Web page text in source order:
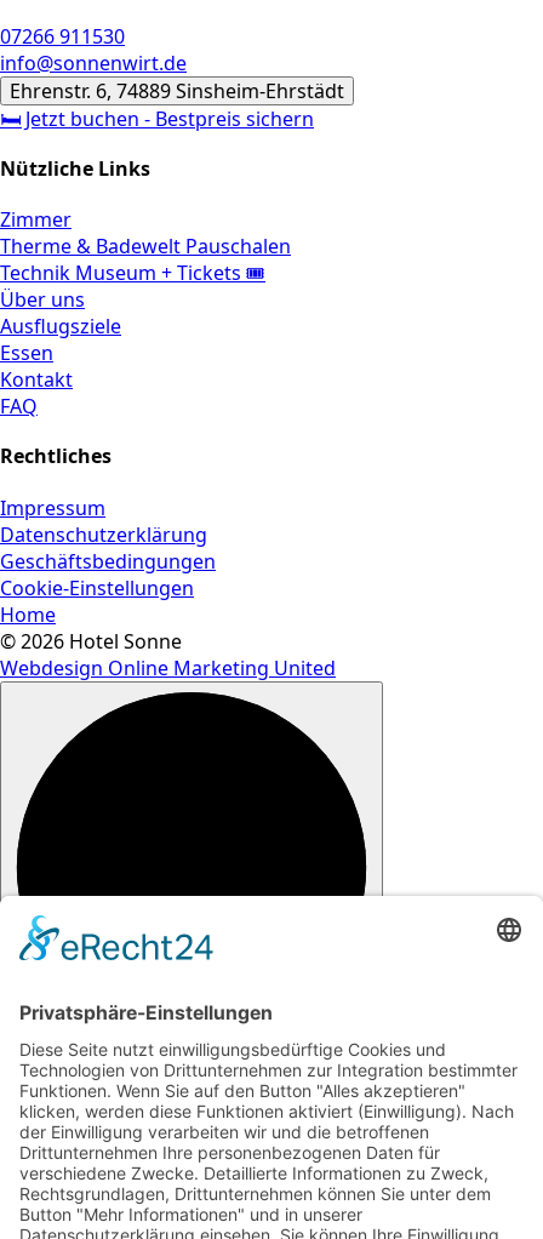
07266 911530
info@sonnenwirt.de
Ehrenstr. 6, 74889 Sinsheim-Ehrstädt
🛏️ Jetzt buchen - Bestpreis sichern
Nützliche Links
Zimmer
Therme & Badewelt Pauschalen
Technik Museum + Tickets 🎟️
Über uns
Ausflugsziele
Essen
Kontakt
FAQ
Rechtliches
Impressum
Datenschutzerklärung
Geschäftsbedingungen
Cookie-Einstellungen
Home
© 2026 Hotel Sonne
Webdesign Online Marketing United